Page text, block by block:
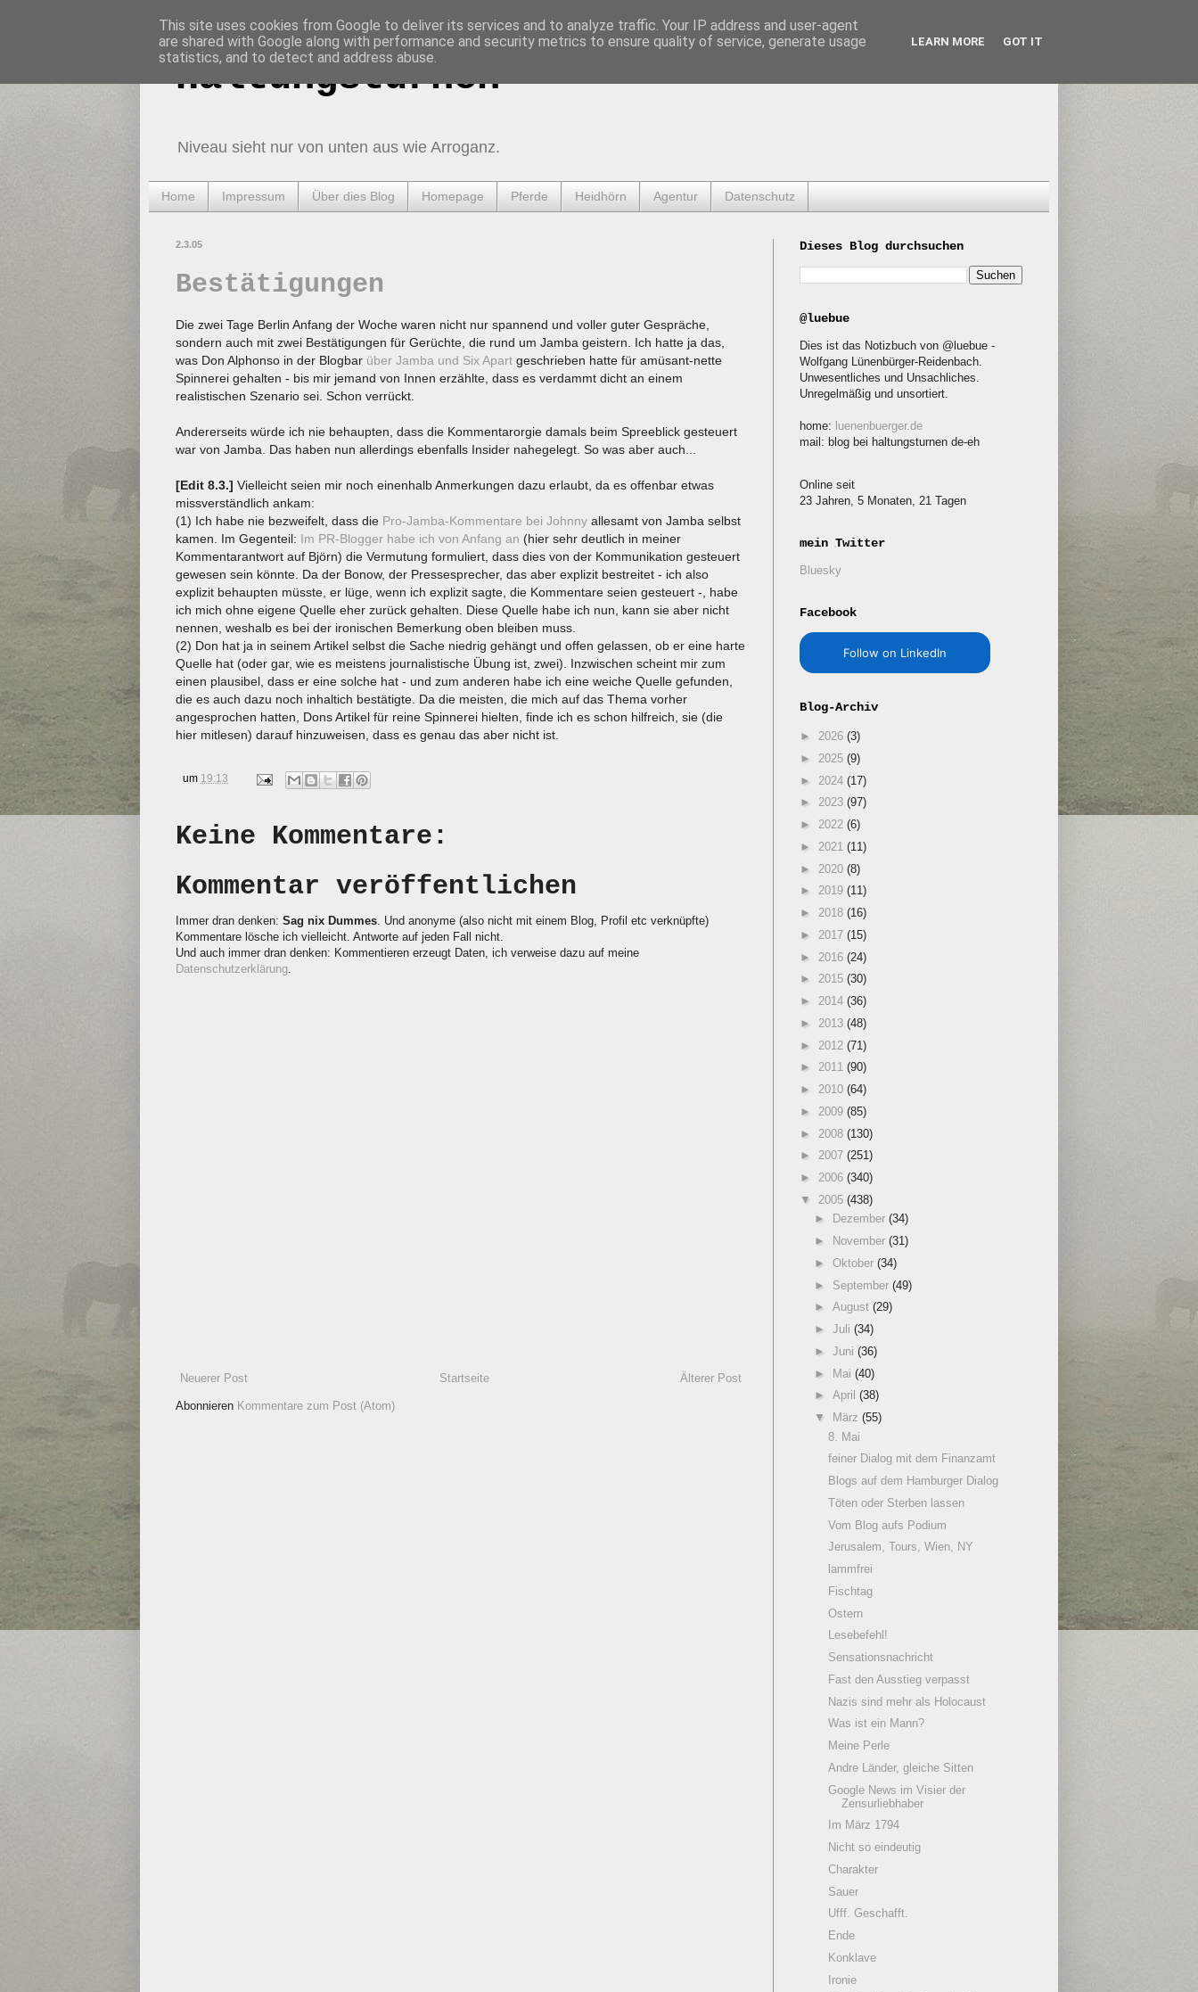
Haltungsturnen
Niveau sieht nur von unten aus wie Arroganz.
Home Impressum Über dies Blog Homepage Pferde Heidhörn Agentur Datenschutz
2.3.05
Bestätigungen
Die zwei Tage Berlin Anfang der Woche waren nicht nur spannend und voller guter Gespräche,
sondern auch mit zwei Bestätigungen für Gerüchte, die rund um Jamba geistern. Ich hatte ja das,
was Don Alphonso in der Blogbar über Jamba und Six Apart geschrieben hatte für amüsant-nette
Spinnerei gehalten - bis mir jemand von Innen erzählte, dass es verdammt dicht an einem
realistischen Szenario sei. Schon verrückt.
Andererseits würde ich nie behaupten, dass die Kommentarorgie damals beim Spreeblick gesteuert
war von Jamba. Das haben nun allerdings ebenfalls Insider nahegelegt. So was aber auch...
[Edit 8.3.] Vielleicht seien mir noch einenhalb Anmerkungen dazu erlaubt, da es offenbar etwas
missverständlich ankam:
(1) Ich habe nie bezweifelt, dass die Pro-Jamba-Kommentare bei Johnny allesamt von Jamba selbst
kamen. Im Gegenteil: Im PR-Blogger habe ich von Anfang an (hier sehr deutlich in meiner
Kommentarantwort auf Björn) die Vermutung formuliert, dass dies von der Kommunikation gesteuert
gewesen sein könnte. Da der Bonow, der Pressesprecher, das aber explizit bestreitet - ich also
explizit behaupten müsste, er lüge, wenn ich explizit sagte, die Kommentare seien gesteuert -, habe
ich mich ohne eigene Quelle eher zurück gehalten. Diese Quelle habe ich nun, kann sie aber nicht
nennen, weshalb es bei der ironischen Bemerkung oben bleiben muss.
(2) Don hat ja in seinem Artikel selbst die Sache niedrig gehängt und offen gelassen, ob er eine harte
Quelle hat (oder gar, wie es meistens journalistische Übung ist, zwei). Inzwischen scheint mir zum
einen plausibel, dass er eine solche hat - und zum anderen habe ich eine weiche Quelle gefunden,
die es auch dazu noch inhaltich bestätigte. Da die meisten, die mich auf das Thema vorher
angesprochen hatten, Dons Artikel für reine Spinnerei hielten, finde ich es schon hilfreich, sie (die
hier mitlesen) darauf hinzuweisen, dass es genau das aber nicht ist.
um 19:13
Keine Kommentare:
Kommentar veröffentlichen
Immer dran denken: Sag nix Dummes. Und anonyme (also nicht mit einem Blog, Profil etc verknüpfte)
Kommentare lösche ich vielleicht. Antworte auf jeden Fall nicht.
Und auch immer dran denken: Kommentieren erzeugt Daten, ich verweise dazu auf meine
Datenschutzerklärung.
Neuerer Post Älterer Post
Startseite
Abonnieren Kommentare zum Post (Atom)
Dieses Blog durchsuchen
@luebue
Dies ist das Notizbuch von @luebue -
Wolfgang Lünenbürger-Reidenbach.
Unwesentliches und Unsachliches.
Unregelmäßig und unsortiert.
home: luenenbuerger.de
mail: blog bei haltungsturnen de-eh
Online seit
23 Jahren, 5 Monaten, 21 Tagen
mein Twitter
Bluesky
Facebook
Follow on LinkedIn
Blog-Archiv
► 2026 (3)
► 2025 (9)
► 2024 (17)
► 2023 (97)
► 2022 (6)
► 2021 (11)
► 2020 (8)
► 2019 (11)
► 2018 (16)
► 2017 (15)
► 2016 (24)
► 2015 (30)
► 2014 (36)
► 2013 (48)
► 2012 (71)
► 2011 (90)
► 2010 (64)
► 2009 (85)
► 2008 (130)
► 2007 (251)
► 2006 (340)
▼ 2005 (438)
►
Dezember (34)
►
November (31)
► Oktober (34)
► September (49)
► August (29)
► Juli (34)
► Juni (36)
► Mai (40)
► April (38)
▼
März (55)
8. Mai
feiner Dialog mit dem Finanzamt
Blogs auf dem Hamburger Dialog
Töten oder Sterben lassen
Vom Blog aufs Podium
Jerusalem, Tours, Wien, NY
lammfrei
Fischtag
Ostern
Lesebefehl!
Sensationsnachricht
Fast den Ausstieg verpasst
Nazis sind mehr als Holocaust
Was ist ein Mann?
Meine Perle
Andre Länder, gleiche Sitten
Google News im Visier der
Zensurliebhaber
Im März 1794
Nicht so eindeutig
Charakter
Sauer
Ufff. Geschafft.
Ende
Konklave
Ironie
This site uses cookies from Google to deliver its services and to analyze traffic. Your IP address and user-agent
are shared with Google along with performance and security metrics to ensure quality of service, generate usage
statistics, and to detect and address abuse.
LEARN MORE GOT IT